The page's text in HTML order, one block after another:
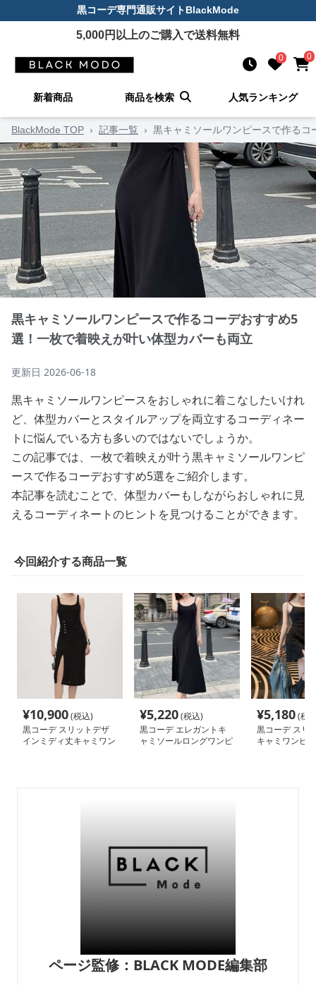
黒コーデ専門通販サイトBlackMode
5,000円以上のご購入で送料無料
0 0
新着商品 商品を検索 人気ランキング
BlackMode TOP › 記事一覧 › 黒キャミソールワンピースで作る
黒キャミソールワンピースで作るコーデおすすめ5
選！一枚で着映えが叶い体型カバーも両立
更新日 2026-06-18
黒キャミソールワンピースをおしゃれに着こなしたいけれ
ど、体型カバーとスタイルアップを両立するコーディネー
トに悩んでいる方も多いのではないでしょうか。
この記事では、一枚で着映えが叶う黒キャミソールワンピ
ースで作るコーデおすすめ5選をご紹介します。
本記事を読むことで、体型カバーもしながらおしゃれに見
えるコーディネートのヒントを見つけることができます。
今回紹介する商品一覧
¥10,900(税込)
黒コーデ スリットデザ
インミディ丈キャミワン
¥5,220(税込)
黒コーデ エレガントキ
ャミソールロングワンピ
¥5,180(税
黒コーデ スリ
キャミワンピ
ページ監修：BLACK MODE編集部